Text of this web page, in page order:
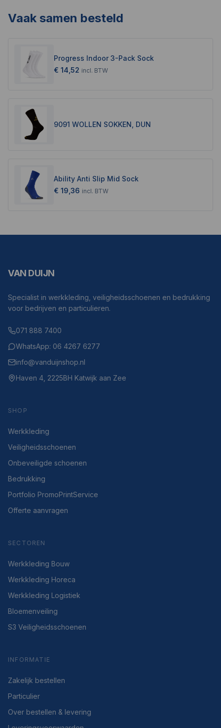
Vaak samen besteld
Progress Indoor 3-Pack Sock
€ 14,52 incl. BTW
9091 WOLLEN SOKKEN, DUN
Ability Anti Slip Mid Sock
€ 19,36 incl. BTW
VAN DUIJN
Specialist in werkkleding, veiligheidsschoenen en bedrukking
voor bedrijven en particulieren.
071 888 7400
WhatsApp: 06 4267 6277
info@vanduijnshop.nl
Haven 4, 2225BH Katwijk aan Zee
SHOP
Werkkleding
Veiligheidsschoenen
Onbeveiligde schoenen
Bedrukking
Portfolio PromoPrintService
Offerte aanvragen
SECTOREN
Werkkleding Bouw
Werkkleding Horeca
Werkkleding Logistiek
Bloemenveiling
S3 Veiligheidsschoenen
INFORMATIE
Zakelijk bestellen
Particulier
Over bestellen & levering